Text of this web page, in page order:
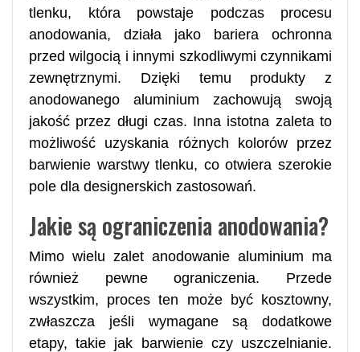
tlenku, która powstaje podczas procesu
anodowania, działa jako bariera ochronna
przed wilgocią i innymi szkodliwymi czynnikami
zewnętrznymi. Dzięki temu produkty z
anodowanego aluminium zachowują swoją
jakość przez długi czas. Inna istotna zaleta to
możliwość uzyskania różnych kolorów przez
barwienie warstwy tlenku, co otwiera szerokie
pole dla designerskich zastosowań.
Jakie są ograniczenia anodowania?
Mimo wielu zalet anodowanie aluminium ma
również pewne ograniczenia. Przede
wszystkim, proces ten może być kosztowny,
zwłaszcza jeśli wymagane są dodatkowe
etapy, takie jak barwienie czy uszczelnianie.